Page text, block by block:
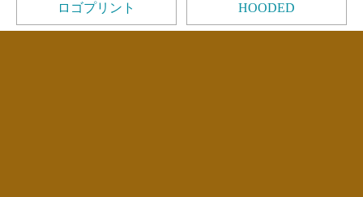
ロゴプリント
HOODED